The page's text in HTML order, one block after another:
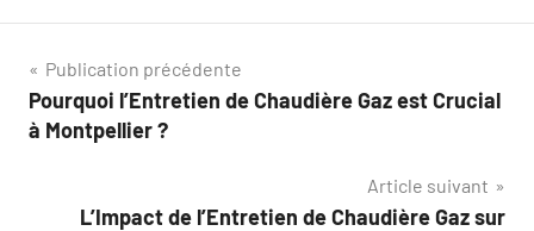
Navigation
de
Publication précédente
Pourquoi l’Entretien de Chaudière Gaz est Crucial
à Montpellier ?
Article suivant
L’Impact de l’Entretien de Chaudière Gaz sur